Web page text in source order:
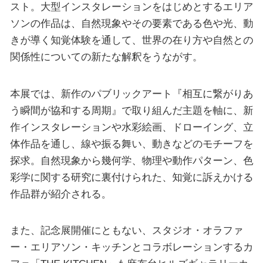
スト。大型インスタレーションをはじめとするエリア
ソンの作品は、自然現象やその要素である色や光、動
きが導く知覚体験を通して、世界の在り方や自然との
関係性についての新たな解釈をうながす。
本展では、新作のパブリックアート『相互に繋がりあ
う瞬間が協和する周期』で取り組んだ主題を軸に、新
作インスタレーションや水彩絵画、ドローイング、立
体作品を通し、線や振る舞い、動きなどのモチーフを
探求。自然現象から幾何学、物理や動作パターン、色
彩学に関する研究に裏付けられた、知覚に訴えかける
作品群が紹介される。
また、記念展開催にともない、スタジオ・オラファ
ー・エリアソン・キッチンとコラボレーションするカ